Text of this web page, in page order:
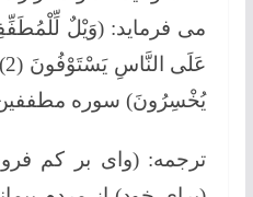
يُخْسِرُونَ) سوره مطففین – 1
ترجمه: (وای بر کم